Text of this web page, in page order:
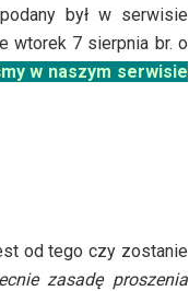
był w serwisie
wtorek 7 sierpnia br. o
w naszym serwisie
od tego czy zostanie
zasadę proszenia